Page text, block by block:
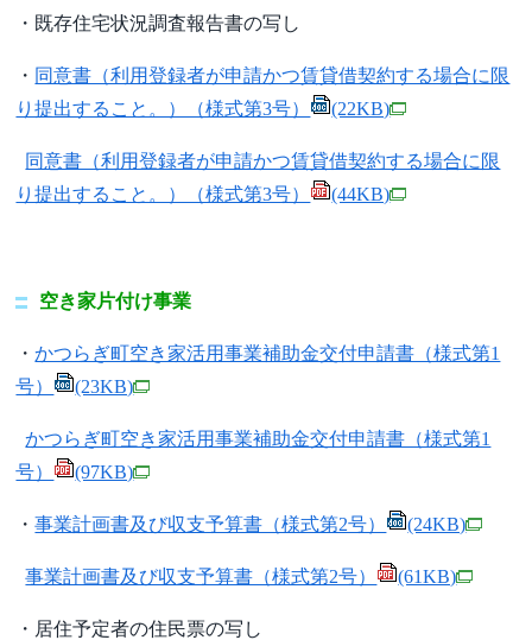
・既存住宅状況調査報告書の写し
・ 同意書（利用登録者が申請かつ賃貸借契約する場合に限
り提出すること。）（様式第3号）
(22KB)
同意書（利用登録者が申請かつ賃貸借契約する場合に限
り提出すること。）（様式第3号）
(44KB)
空き家片付け事業
・かつらぎ町空き家活用事業補助金交付申請書（様式第1
号）
(23KB)
かつらぎ町空き家活用事業補助金交付申請書（様式第1
号）
(97KB)
・事業計画書及び収支予算書（様式第2号） (24KB)
事業計画書及び収支予算書（様式第2号） (61KB)
・居住予定者の住民票の写し